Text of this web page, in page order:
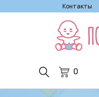
Контакты
0